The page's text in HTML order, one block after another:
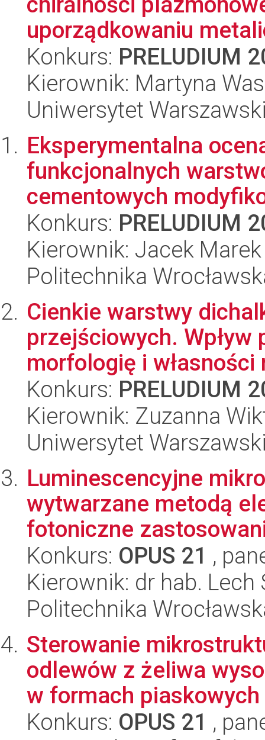
uporządkowaniu
Konkurs: PRELUDIUM
Kierownik: Martyna
Uniwersytet
Eksperymentalna
funkcjonalnych
cementowych
Konkurs: PRELUDIUM
Kierownik: Jacek
Politechnika
Cienkie warstwy
przejściowych. Wpływ
morfologię i
Konkurs: PRELUDIUM
Kierownik: Zuzanna
Uniwersytet
Luminescencyjne
wytwarzane metodą
fotoniczne
Konkurs: OPUS 21 ,
Kierownik: dr hab. Lech
Politechnika
Sterowanie
odlewów z żeliwa
w formach
Konkurs: OPUS 21 ,